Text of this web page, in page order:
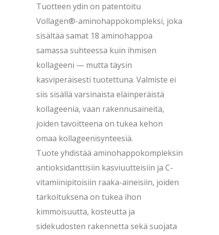
Tuotteen ydin on patentoitu
Vollagen®-aminohappokompleksi, joka
sisältää samat 18 aminohappoa
samassa suhteessa kuin ihmisen
kollageeni — mutta täysin
kasviperäisesti tuotettuna. Valmiste ei
siis sisällä varsinaista eläinperäistä
kollageenia, vaan rakennusaineita,
joiden tavoitteena on tukea kehon
omaa kollageenisynteesiä.
Tuote yhdistää aminohappokompleksin
antioksidanttisiin kasviuutteisiin ja C-
vitamiinipitoisiin raaka-aineisiin, joiden
tarkoituksena on tukea ihon
kimmoisuutta, kosteutta ja
sidekudosten rakennetta sekä suojata